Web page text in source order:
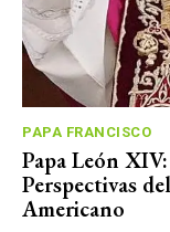
PAPA FRANCISCO
Papa León
Perspectivas
Americano